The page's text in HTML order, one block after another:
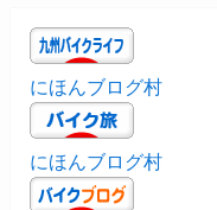
にほんブログ村
にほんブログ村